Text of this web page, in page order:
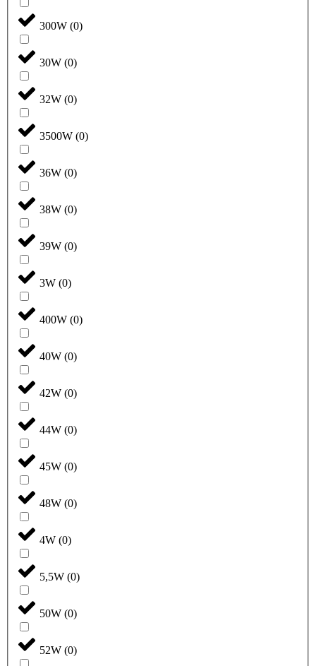
300W (0)
30W (0)
32W (0)
3500W (0)
36W (0)
38W (0)
39W (0)
3W (0)
400W (0)
40W (0)
42W (0)
44W (0)
45W (0)
48W (0)
4W (0)
5,5W (0)
50W (0)
52W (0)